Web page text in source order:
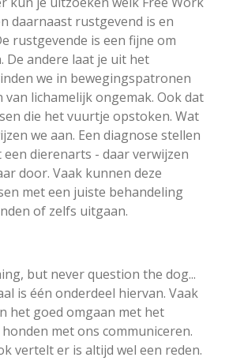
daarnaast rustgevend is en
rustgevende is een fijne om
De andere laat je uit het
we in bewegingspatronen
lichamelijk ongemak. Ook dat
die het vuurtje opstoken. Wat
we aan. Een diagnose stellen
dierenarts - daar verwijzen
door. Vaak kunnen deze
met een juiste behandeling
of zelfs uitgaan.
but never question the dog...
is één onderdeel hiervan. Vaak
het goed omgaan met het
met ons communiceren.
vertelt er is altijd wel een reden.